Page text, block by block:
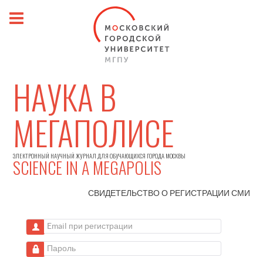
НАУКА В
МЕГАПОЛИСЕ
ЭЛЕКТРОННЫЙ НАУЧНЫЙ ЖУРНАЛ ДЛЯ ОБУЧАЮЩИХСЯ ГОРОДА МОСКВЫ
SCIENCE IN A MEGAPOLIS
СВИДЕТЕЛЬСТВО О РЕГИСТРАЦИИСМИ
Email при регистрации
Пароль